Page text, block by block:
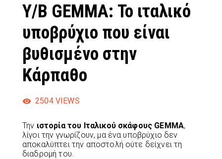
Υ/Β GEMMA: Το ιταλικό
υποβρύχιο που είναι
βυθισμένο στην
Κάρπαθο
2504 VIEWS
Την ιστορία του Ιταλικού σκάφους GEMMA,
λίγοι την γνωρίζουν, μα ένα υποβρύχιο δεν
αποκαλύπτει την αποστολή ούτε δείχνει τη
διαδρομή του.